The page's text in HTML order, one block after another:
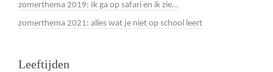
zomerthema 2019: Ik ga op safari en ik zie…
zomerthema 2021: alles wat je niet op school leert
Leeftijden